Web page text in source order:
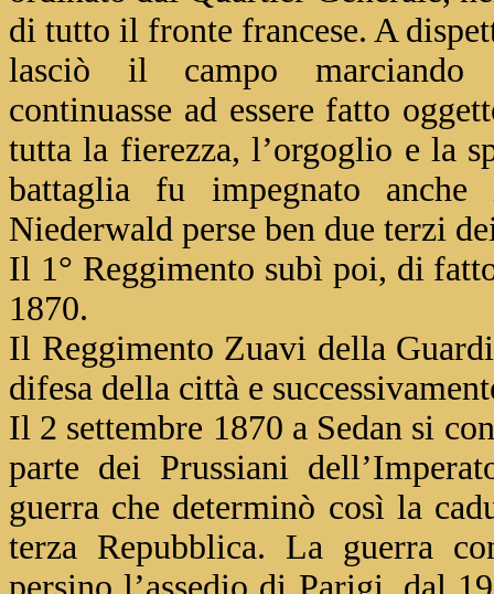
di tutto il fronte francese. A
lasciò il campo marciando
continuasse ad essere fatto
tutta la fierezza, l’orgoglio e la
battaglia fu impegnato
Niederwald perse ben due terzi
Il 1° Reggimento subì poi, di
1870.
Il Reggimento Zuavi della
difesa della città e
Il 2 settembre 1870 a Sedan si
parte dei Prussiani
guerra che determinò così la
terza Repubblica. La guerra